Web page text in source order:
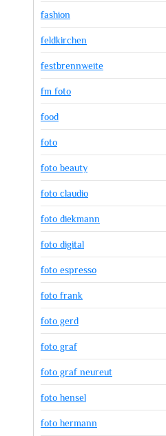
fashion
feldkirchen
festbrennweite
fm foto
food
foto
foto beauty
foto claudio
foto diekmann
foto digital
foto espresso
foto frank
foto gerd
foto graf
foto graf neureut
foto hensel
foto hermann